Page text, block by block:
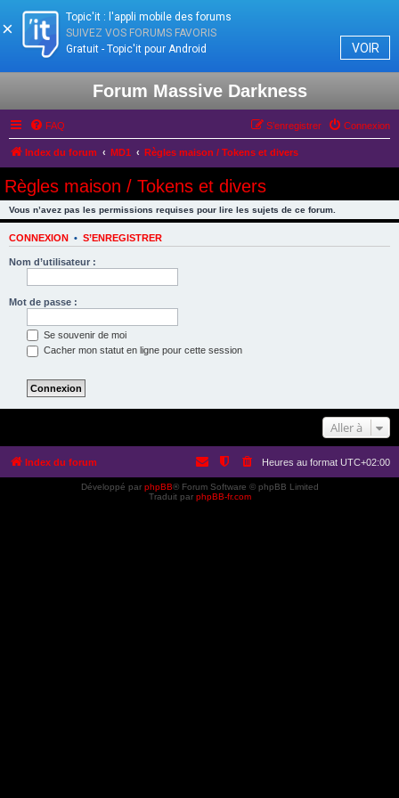
Forum Massive Darkness
FAQ Connexion
S’enregistrer
Index du forum MD1 Règles maison / Tokens et divers
Règles maison / Tokens et divers
Vous n’avez pas les permissions requises pour lire les sujets de ce forum.
CONNEXION • S’ENREGISTRER
Nom d’utilisateur :
Mot de passe :
Se souvenir de moi
Cacher mon statut en ligne pour cette session
Aller à
Index du forum Heures au format UTC+02:00
Développé par phpBB® Forum Software © phpBB Limited
Traduit par phpBB-fr.com
×
Topic'it : l'appli mobile des forums
SUIVEZ VOS FORUMS FAVORIS
Gratuit - Topic'it pour Android
VOIR